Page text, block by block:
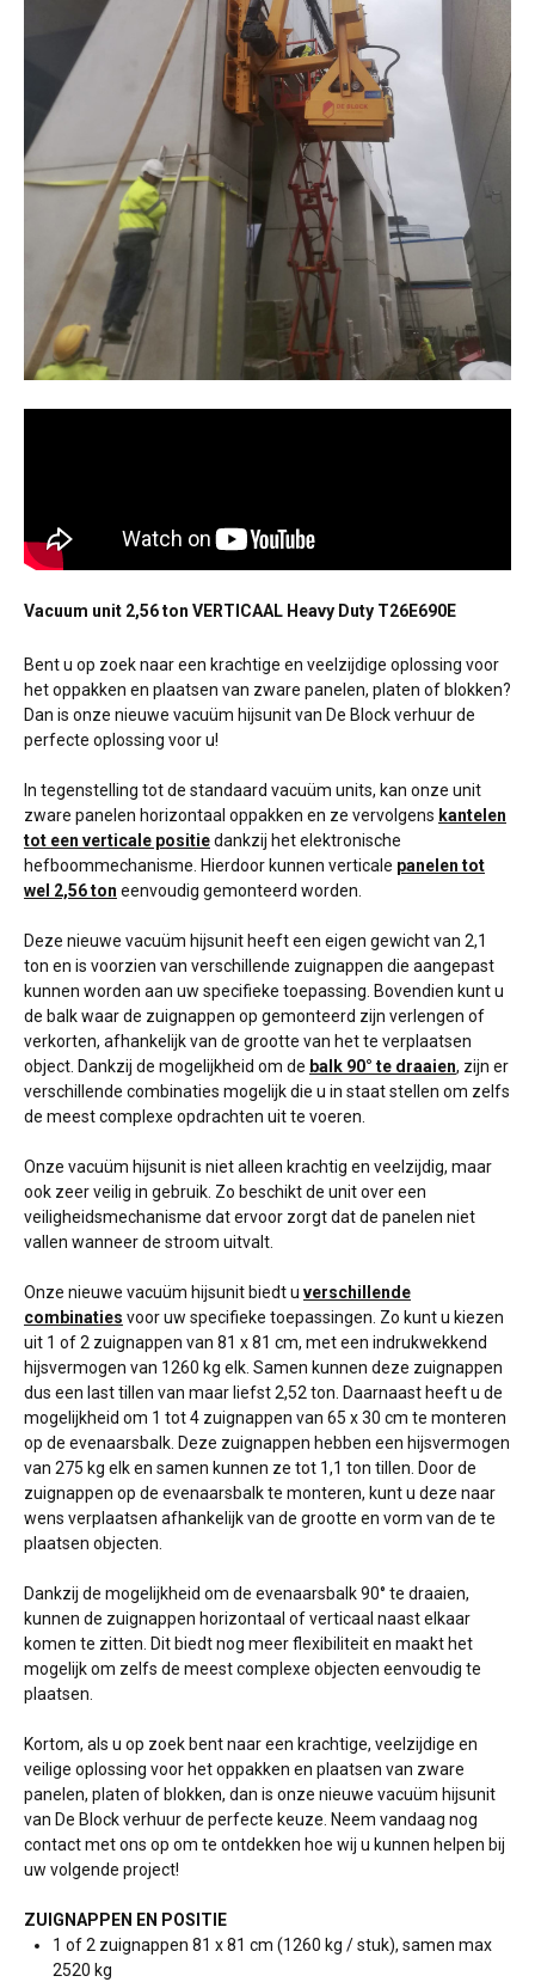
Vacuum unit 2,56 ton VERTICAAL Heavy Duty T26E690E
Bent u op zoek naar een krachtige en veelzijdige oplossing voor
het oppakken en plaatsen van zware panelen, platen of blokken?
Dan is onze nieuwe vacuüm hijsunit van De Block verhuur de
perfecte oplossing voor u!
In tegenstelling tot de standaard vacuüm units, kan onze unit
zware panelen horizontaal oppakken en ze vervolgens kantelen
tot een verticale positiedankzij het elektronische
hefboommechanisme. Hierdoor kunnen verticale panelen tot
wel 2,56 ton eenvoudig gemonteerd worden.
Deze nieuwe vacuüm hijsunit heeft een eigen gewicht van 2,1
ton en is voorzien van verschillende zuignappen die aangepast
kunnen worden aan uw specifieke toepassing. Bovendien kunt u
de balk waar de zuignappen op gemonteerd zijn verlengen of
verkorten, afhankelijk van de grootte van het te verplaatsen
object. Dankzij de mogelijkheid om de balk 90° te draaien, zijn er
verschillende combinaties mogelijk die u in staat stellen om zelfs
de meest complexe opdrachten uit te voeren.
Onze vacuüm hijsunit is niet alleen krachtig en veelzijdig, maar
ook zeer veilig in gebruik. Zo beschikt de unit over een
veiligheidsmechanisme dat ervoor zorgt dat de panelen niet
vallen wanneer de stroom uitvalt.
Onze nieuwe vacuüm hijsunit biedt u verschillende
combinaties voor uw specifieke toepassingen. Zo kunt u kiezen
uit 1 of 2 zuignappen van 81 x 81 cm, met een indrukwekkend
hijsvermogen van 1260 kg elk. Samen kunnen deze zuignappen
dus een last tillen van maar liefst 2,52 ton. Daarnaast heeft u de
mogelijkheid om 1 tot 4 zuignappen van 65 x 30 cm te monteren
op de evenaarsbalk. Deze zuignappen hebben een hijsvermogen
van 275 kg elk en samen kunnen ze tot 1,1 ton tillen. Door de
zuignappen op de evenaarsbalk te monteren, kunt u deze naar
wens verplaatsen afhankelijk van de grootte en vorm van de te
plaatsen objecten.
Dankzij de mogelijkheid om de evenaarsbalk 90° te draaien,
kunnen de zuignappen horizontaal of verticaal naast elkaar
komen te zitten. Dit biedt nog meer flexibiliteit en maakt het
mogelijk om zelfs de meest complexe objecten eenvoudig te
plaatsen.
Kortom, als u op zoek bent naar een krachtige, veelzijdige en
veilige oplossing voor het oppakken en plaatsen van zware
panelen, platen of blokken, dan is onze nieuwe vacuüm hijsunit
van De Block verhuur de perfecte keuze. Neem vandaag nog
contact met ons op om te ontdekken hoe wij u kunnen helpen bij
uw volgende project!
ZUIGNAPPEN EN POSITIE
1 of 2 zuignappen 81 x 81 cm (1260 kg / stuk), samen max
2520 kg